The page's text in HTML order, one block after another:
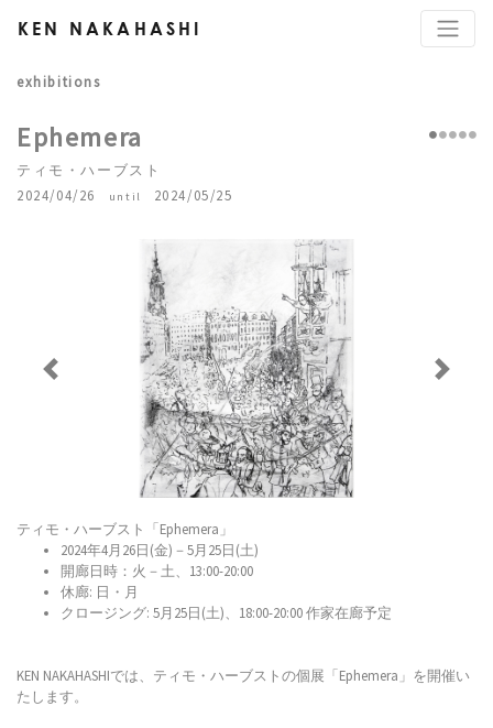
KEN NAKAHASHI
exhibitions
Ephemera
ティモ・ハーブスト
2024/04/26
until 2024/05/25
Previous Next
ティモ・ハーブスト「Ephemera」
2024年4月26日(金)－5月25日(土)
開廊日時：火－土、13:00-20:00
休廊: 日・月
クロージング: 5月25日(土)、18:00-20:00 作家在廊予定
KEN NAKAHASHIでは、ティモ・ハーブストの個展「Ephemera」を開催い
たします。